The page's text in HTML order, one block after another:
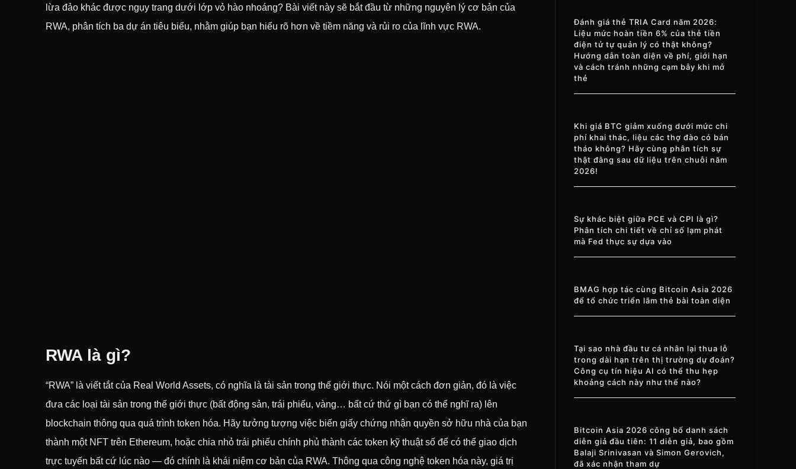
lừa đảo khác được ngụy trang dưới lớp vỏ hào nhoáng? Bài viết này sẽ bắt đầu từ những nguyên lý cơ bản của
RWA, phân tích ba dự án tiêu biểu, nhằm giúp bạn hiểu rõ hơn về tiềm năng và rủi ro của lĩnh vực RWA.
RWA là gì?
“RWA” là viết tắt của Real World Assets, có nghĩa là tài sản trong thế giới thực. Nói một cách đơn giản, đó là việc
đưa các loại tài sản trong thế giới thực (bất động sản, trái phiếu, vàng… bất cứ thứ gì bạn có thể nghĩ ra) lên
blockchain thông qua quá trình token hóa. Hãy tưởng tượng việc biến giấy chứng nhận quyền sở hữu nhà của bạn
thành một NFT trên Ethereum, hoặc chia nhỏ trái phiếu chính phủ thành các token kỹ thuật số để có thể giao dịch
trực tuyến bất cứ lúc nào — đó chính là khái niệm cơ bản của RWA. Thông qua công nghệ token hóa này, giá trị
Đánh giá thẻ TRIA Card năm 2026:
Liệu mức hoàn tiền 6% của thẻ tiền
điện tử tự quản lý có thật không?
Hướng dẫn toàn diện về phí, giới hạn
và cách tránh những cạm bẫy khi mở
thẻ
Khi giá BTC giảm xuống dưới mức chi
phí khai thác, liệu các thợ đào có bán
tháo không? Hãy cùng phân tích sự
thật đằng sau dữ liệu trên chuỗi năm
2026!
Sự khác biệt giữa PCE và CPI là gì?
Phân tích chi tiết về chỉ số lạm phát
mà Fed thực sự dựa vào
BMAG hợp tác cùng Bitcoin Asia 2026
để tổ chức triển lãm thẻ bài toàn diện
Tại sao nhà đầu tư cá nhân lại thua lỗ
trong dài hạn trên thị trường dự đoán?
Công cụ tín hiệu AI có thể thu hẹp
khoảng cách này như thế nào?
Bitcoin Asia 2026 công bố danh sách
diễn giả đầu tiên: 11 diễn giả, bao gồm
Balaji Srinivasan và Simon Gerovich,
đã xác nhận tham dự